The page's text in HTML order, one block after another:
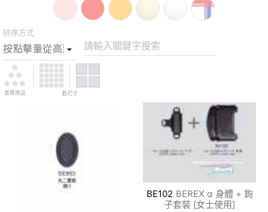
排序方式
請輸入關鍵字搜索
查看商品 看尺寸
BE102 BEREX α 身體 + 鉤
子套裝 [女士使用]